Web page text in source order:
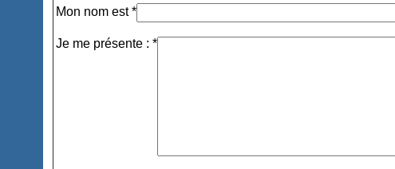
Mon nom est *
Je me présente : *